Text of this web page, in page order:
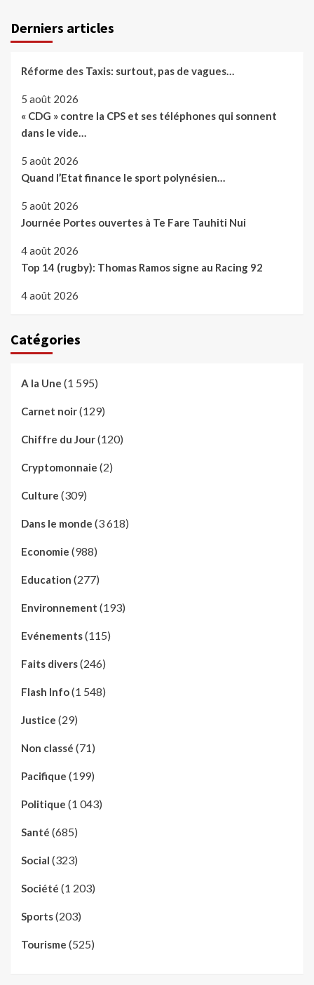
Derniers articles
Réforme des Taxis: surtout, pas de vagues…
5 août 2026
« CDG » contre la CPS et ses téléphones qui sonnent
dans le vide…
5 août 2026
Quand l’Etat finance le sport polynésien…
5 août 2026
Journée Portes ouvertes à Te Fare Tauhiti Nui
4 août 2026
Top 14 (rugby): Thomas Ramos signe au Racing 92
4 août 2026
Catégories
A la Une (1 595)
Carnet noir(129)
Chiffre du Jour(120)
Cryptomonnaie (2)
Culture (309)
Dans le monde (3 618)
Economie (988)
Education (277)
Environnement (193)
Evénements(115)
Faits divers(246)
Flash Info(1 548)
Justice (29)
Non classé (71)
Pacifique (199)
Politique (1 043)
Santé (685)
Social (323)
Société (1 203)
Sports(203)
Tourisme (525)